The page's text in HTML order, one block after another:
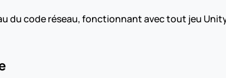
du code réseau, fonctionnant avec tout jeu